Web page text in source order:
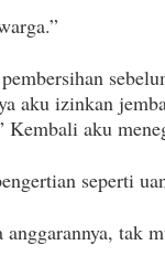
aku izinkan
Kembali aku
seperti
tak